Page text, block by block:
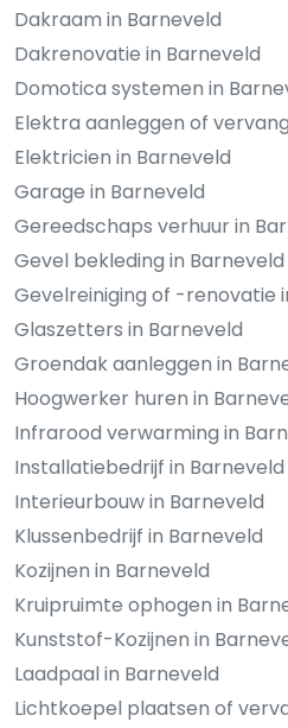
Dakraam in Barneveld
Dakrenovatie in Barneveld
Domotica systemen in
Elektra aanleggen of
Elektricien in Barneveld
Garage in Barneveld
Gereedschaps verhuur in
Gevel bekleding in Barneveld
Gevelreiniging of -renovatie
Glaszetters in Barneveld
Groendak aanleggen in
Hoogwerker huren in
Infrarood verwarming in
Installatiebedrijf in Barneveld
Interieurbouw in Barneveld
Klussenbedrijf in Barneveld
Kozijnen in Barneveld
Kruipruimte ophogen in
Kunststof-Kozijnen in
Laadpaal in Barneveld
Lichtkoepel plaatsen of